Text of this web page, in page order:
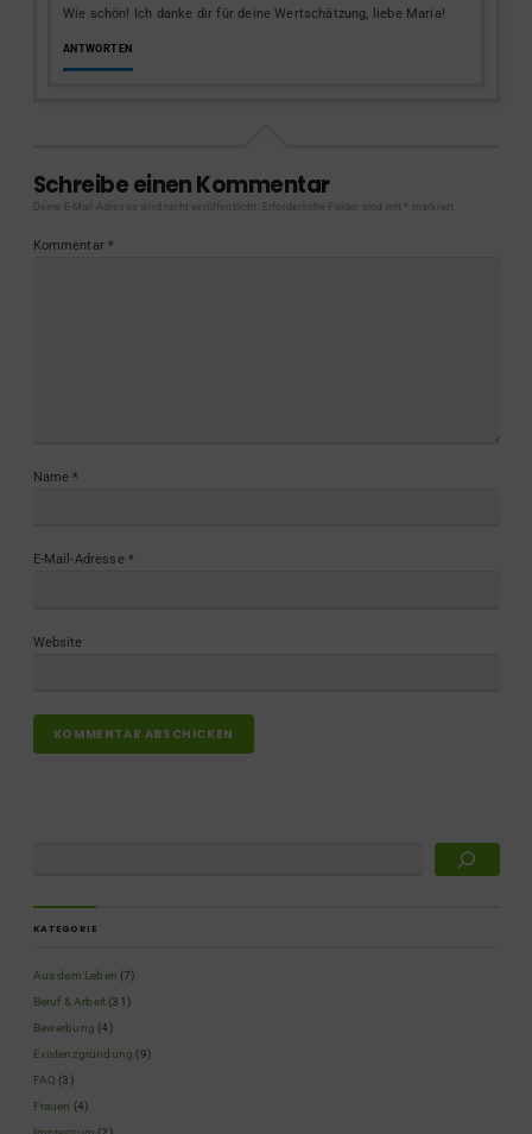
Wie schön! Ich danke dir für deine Wertschätzung, liebe Maria!
ANTWORTEN
Schreibe einen Kommentar
Deine E-Mail-Adresse wird nicht veröffentlicht. Erforderliche Felder sind mit markiert
Kommentar *
Name *
E-Mail-Adresse *
Website
KATEGORIE
Aus dem Leben (7)
Beruf & Arbeit (31)
Bewerbung (4)
Existenzgründung (9)
FAQ (3)
Frauen (4)